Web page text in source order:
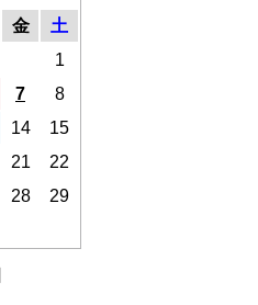
金
土
1
7
8
14
15
21
22
28
29